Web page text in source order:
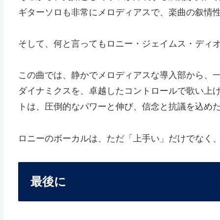
ギターソロも非常にメロディアスで、楽曲の叙情
そして、何と言ってもロニー・ジェイムス・ディ
この曲では、静かでメロディアスな導入部から、
ダイナミクスを、卓越したコントロールで歌い上
トは、圧倒的なパワーと伸び、信念と抗議を込め
ロニーのボーカルは、ただ「上手い」だけでなく
最後に